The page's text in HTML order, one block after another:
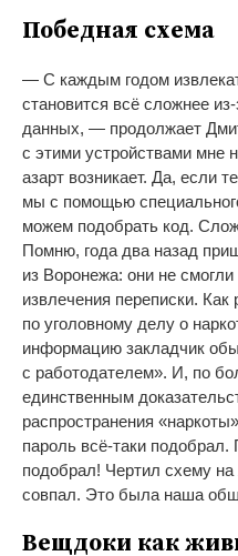
Победная схема
— С каждым годом
становится всё сложнее
данных, —продолжает
с этими устройствами мне
азарт возникает. Да, если
мы с помощью
можем подобрать код.
Помню, года два назад
из Воронежа: они не
извлечения переписки. Как
по уголовному делу о
информацию закладчик
с работодателем». И, по
единственным
распространения «наркоты»
пароль всё-такиподобрал.
подобрал! Чертил схему на
совпал. Это была наша
Вещдоки как